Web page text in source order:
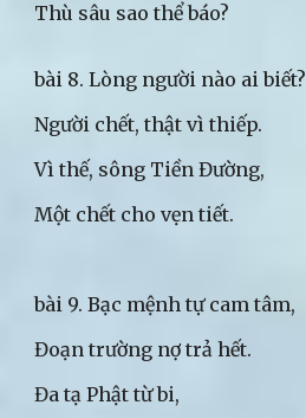
Thù sâu sao thể báo?
bài 8. Lòng người nào ai biết?
Người chết, thật vì thiếp.
Vì thế, sông Tiền Đường,
Một chết cho vẹn tiết.
bài 9. Bạc mệnh tự cam tâm,
Đoạn trường nợ trả hết.
Đa tạ Phật từ bi,